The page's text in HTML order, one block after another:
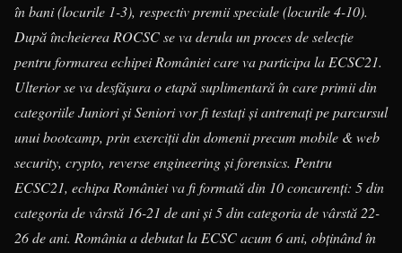
în bani (locurile 1-3), respectiv premii speciale (locurile 4-10).
După încheierea ROCSC se va derula un proces de selecţie
pentru formarea echipei României care va participa la ECSC21.
Ulterior se va desfăşura o etapă suplimentară în care primii din
categoriile Juniori şi Seniori vor fi testaţi şi antrenaţi pe parcursul
unui bootcamp, prin exerciţii din domenii precum mobile & web
security, crypto, reverse engineering şi forensics. Pentru
ECSC21, echipa României va fi formată din 10 concurenţi: 5 din
categoria de vârstă 16-21 de ani şi 5 din categoria de vârstă 22-
26 de ani. România a debutat la ECSC acum 6 ani, obţinând în